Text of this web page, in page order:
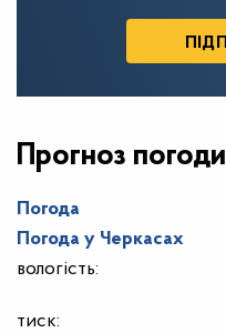
Прогноз погоди
Погода
Погода у Черкасах
вологість:
тиск: